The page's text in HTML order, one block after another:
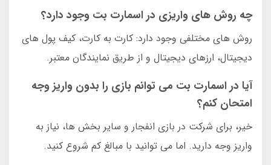
چه روش های واریزی در اسمارت بت وجود دارد؟
روش های مختلفی وجود دارد: کارت به کارت، کیف پول های
دیجیتال، ارزهای دیجیتال و از طریق نمایندگان معتبر.
آیا در اسمارت بت می توانم بازی را بدون واریز وجه
امتحان کنم؟
خیر، برای شرکت در بازی انفجار و سایر بخش ها، نیاز به
واریز وجه دارید. اما می توانید با مبالغ کم شروع کنید.